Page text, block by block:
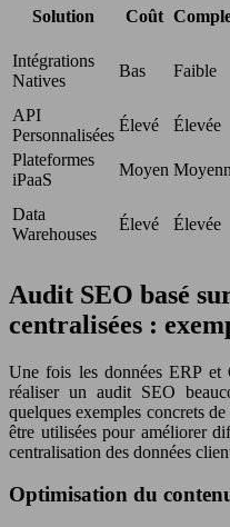
Solution Coût
Intégrations
Natives
Bas Faible
API
Personnalisées
Élevé Élevée
Plateformes
iPaaS
Moyen
Data
Warehouses
Élevé Élevée
Audit SEO basé
centralisées :
Une fois les données ERP et
réaliser un audit SEO
quelques exemples concrets
être utilisées pour améliorer
centralisation des données
Optimisation du